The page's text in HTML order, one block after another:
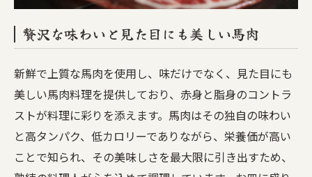
贅沢な味わいと見た目にも美しい馬肉
新鮮で上質な馬肉を使用し、味だけでなく、見た目にも
美しい馬肉料理を提供しており、赤身と脂身のコントラ
ストが料理に彩りを添えます。馬肉はその独自の味わい
と高タンパク、低カロリーでありながら、栄養価が高い
ことで知られ、その美味しさを最大限に引き出すため、